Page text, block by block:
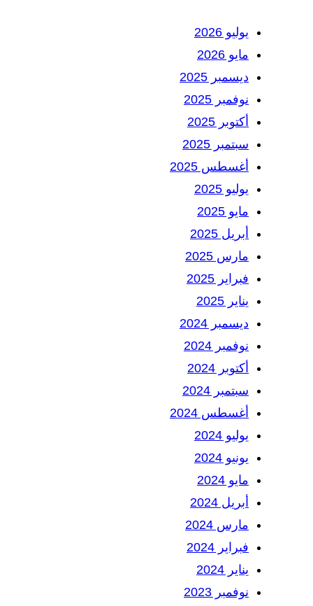
يوليو 2026
مايو 2026
ديسمبر 2025
نوفمبر 2025
أكتوبر 2025
سبتمبر 2025
أغسطس 2025
يوليو 2025
مايو 2025
أبريل 2025
مارس 2025
فبراير 2025
يناير 2025
ديسمبر 2024
نوفمبر 2024
أكتوبر 2024
سبتمبر 2024
أغسطس 2024
يوليو 2024
يونيو 2024
مايو 2024
أبريل 2024
مارس 2024
فبراير 2024
يناير 2024
نوفمبر 2023